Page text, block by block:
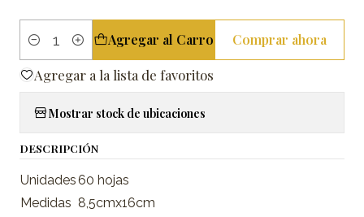
Cantidad
Agregar al Carro Comprar ahora
Agregar a la lista de favoritos
Mostrar stock de ubicaciones
DESCRIPCIÓN
Unidades60 hojas
Medidas 8,5cmx16cm